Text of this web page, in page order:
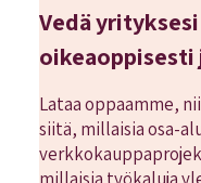
Vedä
Lataa oppaamme,
siitä, millaisia osa-